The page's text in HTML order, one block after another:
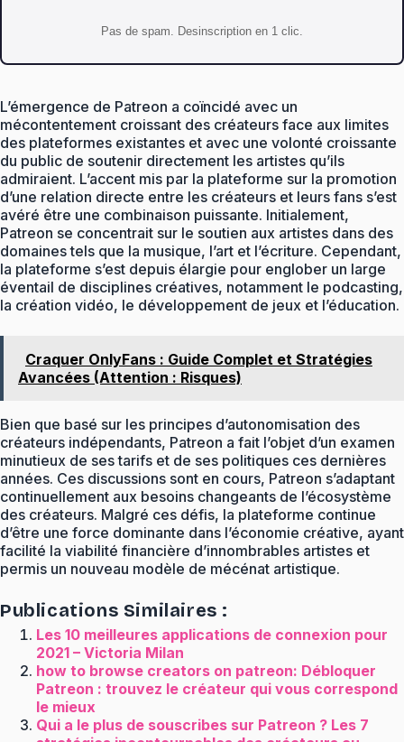
Pas de spam. Desinscription en 1 clic.
L’émergence de Patreon a coïncidé avec un
mécontentement croissant des créateurs face aux limites
des plateformes existantes et avec une volonté croissante
du public de soutenir directement les artistes qu’ils
admiraient. L’accent mis par la plateforme sur la promotion
d’une relation directe entre les créateurs et leurs fans s’est
avéré être une combinaison puissante. Initialement,
Patreon se concentrait sur le soutien aux artistes dans des
domaines tels que la musique, l’art et l’écriture. Cependant,
la plateforme s’est depuis élargie pour englober un large
éventail de disciplines créatives, notamment le podcasting,
la création vidéo, le développement de jeux et l’éducation.
Craquer OnlyFans : Guide Complet et Stratégies
Avancées (Attention : Risques)
Bien que basé sur les principes d’autonomisation des
créateurs indépendants, Patreon a fait l’objet d’un examen
minutieux de ses tarifs et de ses politiques ces dernières
années. Ces discussions sont en cours, Patreon s’adaptant
continuellement aux besoins changeants de l’écosystème
des créateurs. Malgré ces défis, la plateforme continue
d’être une force dominante dans l’économie créative, ayant
facilité la viabilité financière d’innombrables artistes et
permis un nouveau modèle de mécénat artistique.
Publications Similaires :
Les 10 meilleures applications de connexion pour
2021 – Victoria Milan
how to browse creators on patreon: Débloquer
Patreon : trouvez le créateur qui vous correspond
le mieux
Qui a le plus de souscribes sur Patreon ? Les 7